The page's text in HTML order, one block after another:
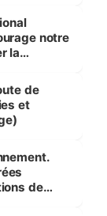
notre
la
de
et
de